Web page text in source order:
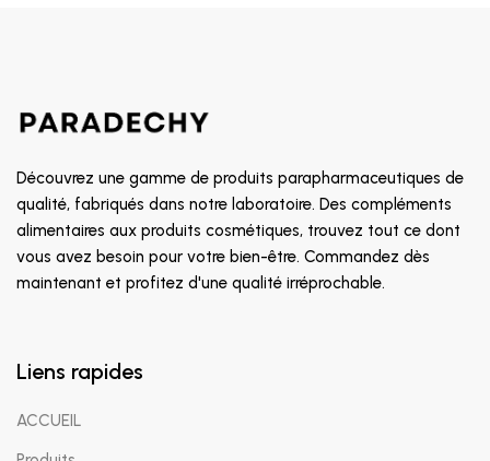
Découvrez une gamme de produits parapharmaceutiques de
qualité, fabriqués dans notre laboratoire. Des compléments
alimentaires aux produits cosmétiques, trouvez tout ce dont
vous avez besoin pour votre bien-être. Commandez dès
maintenant et profitez d'une qualité irréprochable.
Liens rapides
ACCUEIL